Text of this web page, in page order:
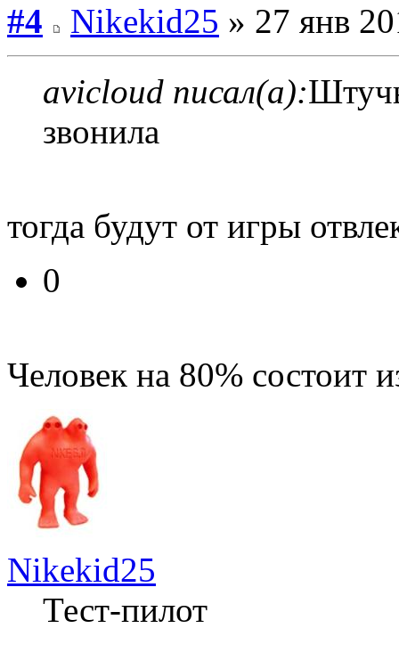
#4
Nikekid25 » 27 янв
avicloud писал(а):
звонила
тогда будут от игры
0
Человек на 80% состоит
Nikekid25
Тест-пилот